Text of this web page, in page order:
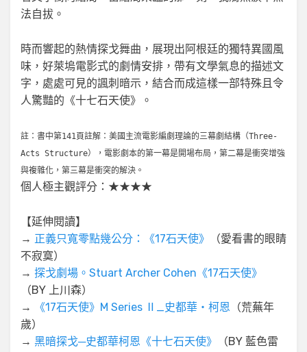
法自拔。
時而響起的熱情探戈舞曲，展現出阿根廷的獨特異國風
味，好萊塢電影式的劇情安排，帶有文學氣息的描述文
字，處處可見的諷刺暗示，結合而成這樣一部特殊且令
人驚豔的《十七石天使》。
註：書中第141頁註解：美國主流電影編劇理論的三幕劇結構（Three-
Acts Structure），電影劇本的第一幕是開場布局，第二幕是衝突增強
與複雜化，第三幕是衝突的解決。
個人極主觀評分：★★★★
【延伸閱讀】
→ 正義只寬零點幾公分：《17石天使》
（愛看書的眼睛
不寂寞）
→ 探戈劇場。Stuart Archer Cohen《17石天使》
（BY 上川森）
→
《17石天使》M Series Ⅱ_史都華‧柯恩 （荒蕪年
歲）
→ 黑暗探戈─史都華柯恩《十七石天使》
（BY 藍色雷